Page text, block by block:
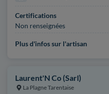
Certifications
Non renseignées
Plus d'infos sur l'artisan
Laurent'N Co (Sarl)
La Plagne Tarentaise